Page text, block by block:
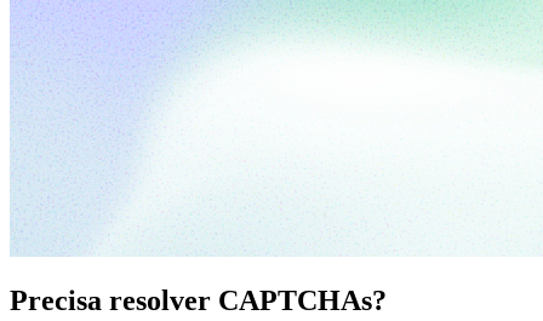
Precisa resolver CAPTCHAs?